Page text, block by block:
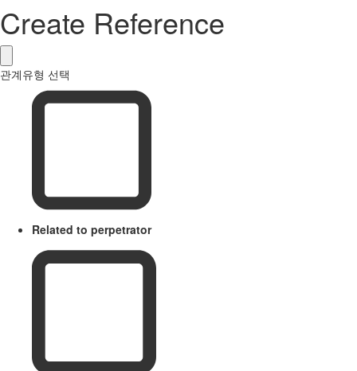
Create Reference
관계유형 선택
Related to perpetrator